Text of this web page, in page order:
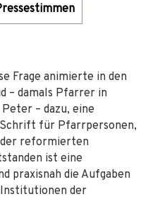
Frage animierte in den
– damals Pfarrer in
– dazu, eine
für Pfarrpersonen,
reformierten
ist eine
praxisnah die Aufgaben
Institutionen der